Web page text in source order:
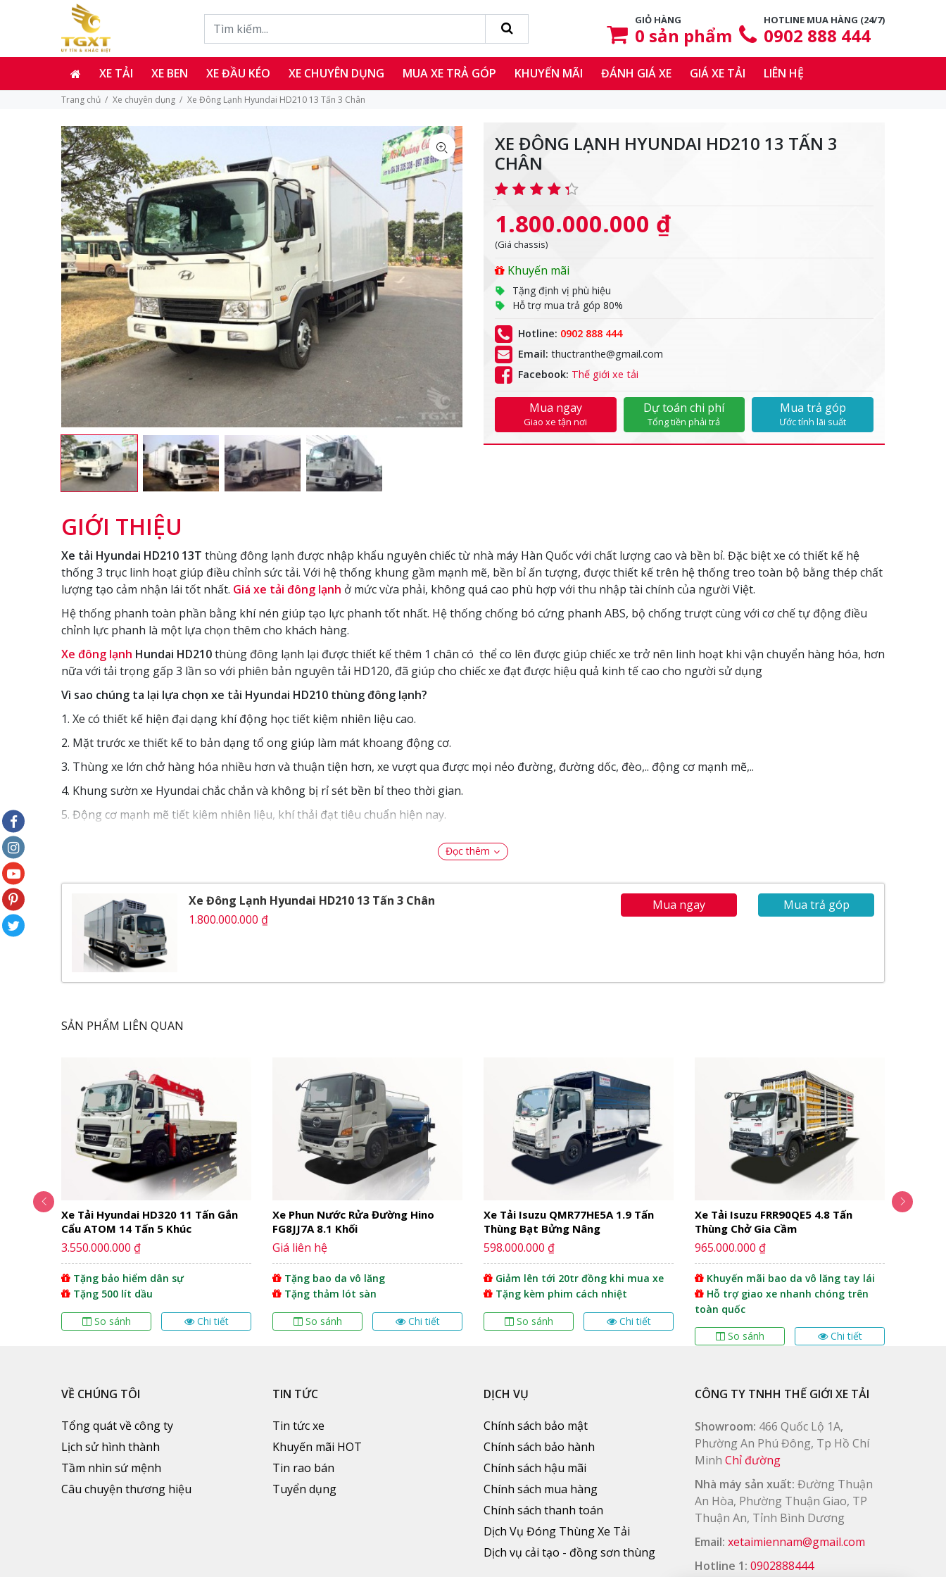
GIỎ HÀNG
0 sản phẩm
HOTLINE MUA HÀNG (24/7)
0902 888 444
XE TẢI XE BEN XE ĐẦU KÉO XE CHUYÊN DỤNG MUA XE TRẢ GÓP KHUYẾN MÃI ĐÁNH GIÁ XE GIÁ XE TẢI LIÊN HỆ
Trang chủ Xe chuyên dụng Xe Đông Lạnh Hyundai HD210 13 Tấn 3 Chân
XE ĐÔNG LẠNH HYUNDAI HD210 13 TẤN 3
CHÂN
1.800.000.000 ₫
(Giá chassis)
Khuyến mãi
Tặng định vị phù hiệu
Hỗ trợ mua trả góp 80%
Hotline: 0902 888 444
Email: thuctranthe@gmail.com
Facebook: Thế giới xe tải
Mua ngay
Giao xe tận nơi
Dự toán chi phí
Tổng tiền phải trả
Mua trả góp
Ước tính lãi suất
GIỚI THIỆU
Xe tải Hyundai HD210 13T thùng đông lạnh được nhập khẩu nguyên chiếc từ nhà máy Hàn Quốc với chất lượng cao và bền bỉ. Đặc biệt xe có thiết kế hệ
thống 3 trục linh hoạt giúp điều chỉnh sức tải. Với hệ thống khung gầm mạnh mẽ, bền bỉ ấn tượng, được thiết kế trên hệ thống treo toàn bộ bằng thép chất
lượng tạo cảm nhận lái tốt nhất. Giá xe tải đông lạnh ở mức vừa phải, không quá cao phù hợp với thu nhập tài chính của người Việt.
Hệ thống phanh toàn phần bằng khí nén giúp tạo lực phanh tốt nhất. Hệ thống chống bó cứng phanh ABS, bộ chống trượt cùng với cơ chế tự động điều
chỉnh lực phanh là một lựa chọn thêm cho khách hàng.
Xe đông lạnh Hundai HD210thùng đông lạnh lại được thiết kế thêm 1 chân có thể co lên được giúp chiếc xe trở nên linh hoạt khi vận chuyển hàng hóa, hơn
nữa với tải trọng gấp 3 lần so với phiên bản nguyên tải HD120, đã giúp cho chiếc xe đạt được hiệu quả kinh tế cao cho người sử dụng
Vì sao chúng ta lại lựa chọn xe tải Hyundai HD210 thùng đông lạnh?
1. Xe có thiết kế hiện đại dạng khí động học tiết kiệm nhiên liệu cao.
2. Mặt trước xe thiết kế to bản dạng tổ ong giúp làm mát khoang động cơ.
3. Thùng xe lớn chở hàng hóa nhiều hơn và thuận tiện hơn, xe vượt qua được mọi nẻo đường, đường dốc, đèo,.. động cơ mạnh mẽ,..
4. Khung sườn xe Hyundai chắc chắn và không bị rỉ sét bền bỉ theo thời gian.
5. Động cơ mạnh mẽ tiết kiêm nhiên liệu, khí thải đạt tiêu chuẩn hiện nay.
xe đông lạnh Huyndai 13 tấn 3 chân HD210.
Nội dung bài viết
Ngoại Thất
Cụm đèn pha
Bậc lên xuống
Nội Thất
Thắng tay
Thông số kỹ thuật
Thông số chung
Động cơ
Lốp xe
Hệ thống phanh
Hệ thống lái
Video Giới Thiệu Xe Đông Lạnh Hyundai HD210
Ngoại Thất
Ngoại thất xe tải Hyundai HD210 13T
thùng đông lạnh được thiết kế khá tinh xảo và chắc chắn, các bộ phận trên xe được cấu tạo hài hòa với nhau. Xe tải
Huyndai HD210 được thiết kế cabin khí động học với dạng mặt trụ cong giúp giảm sức cản của không khí và giúp tiết kiệm nhiên liệu hơn.
Mặt trước của xe Hyundai HD210
gây ấn tượng với người sử dụng bởi logo Hyundai to bản đặt trên ga lăng, các hốc gió trên ga lăng thiết kế lớn giúp làm
mát động cơ nhanh. Capo mở ra dễ dàng bằng nút điều khiển trong cabin, giúp việc kiểm tra bảo dưỡng xe nhanh chóng thuận tiện, đây được xem là dòng
Đọc thêm
Xe Đông Lạnh Hyundai HD210 13 Tấn 3 Chân
1.800.000.000 ₫
Mua ngay Mua trả góp
SẢN PHẨM LIÊN QUAN
Xe Tải Hyundai HD320 11 Tấn Gắn
Cẩu ATOM 14 Tấn 5 Khúc
3.550.000.000 ₫
Tặng bảo hiểm dân sự
Tặng 500 lít dầu
So sánh Chi tiết
Xe Phun Nước Rửa Đường Hino
FG8JJ7A 8.1 Khối
Giá liên hệ
Tặng bao da vô lăng
Tặng thảm lót sàn
So sánh Chi tiết
Xe Tải Isuzu QMR77HE5A 1.9 Tấn
Thùng Bạt Bửng Nâng
598.000.000 ₫
Giảm lên tới 20tr đồng khi mua xe
Tặng kèm phim cách nhiệt
So sánh Chi tiết
Xe Tải Isuzu FRR90QE5 4.8 Tấn
Thùng Chở Gia Cầm
965.000.000 ₫
Khuyến mãi bao da vô lăng tay lái
Hỗ trợ giao xe nhanh chóng trên
toàn quốc
So sánh Chi tiết
Xe Cẩu
VỀ CHÚNG TÔI
Tổng quát về công ty
Lịch sử hình thành
Tầm nhìn sứ mệnh
Câu chuyện thương hiệu
TIN TỨC
Tin tức xe
Khuyến mãi HOT
Tin rao bán
Tuyển dụng
DỊCH VỤ
Chính sách bảo mật
Chính sách bảo hành
Chính sách hậu mãi
Chính sách mua hàng
Chính sách thanh toán
Dịch Vụ Đóng Thùng Xe Tải
Dịch vụ cải tạo - đồng sơn thùng
CÔNG TY TNHH THẾ GIỚI XE TẢI
Showroom: 466 Quốc Lộ 1A,
Phường An Phú Đông, Tp Hồ Chí
Minh Chỉ đường
Nhà máy sản xuất: Đường Thuận
An Hòa, Phường Thuận Giao, TP
Thuận An, Tỉnh Bình Dương
Email: xetaimiennam@gmail.com
Hotline 1: 0902888444